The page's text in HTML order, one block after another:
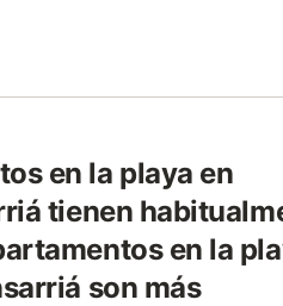
en la playa en
tienen
en la
son más